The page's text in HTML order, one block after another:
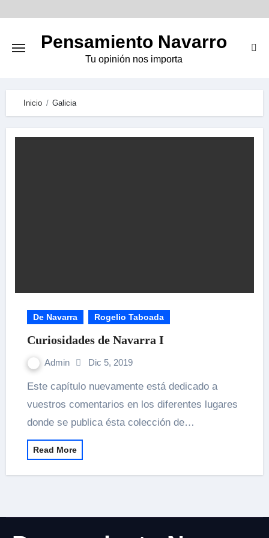
Pensamiento Navarro
Tu opinión nos importa
Inicio Galicia
De Navarra Rogelio Taboada
Curiosidades de Navarra I
Admin Dic 5, 2019
Este capítulo nuevamente está dedicado a
vuestros comentarios en los diferentes lugares
donde se publica ésta colección de…
Read More